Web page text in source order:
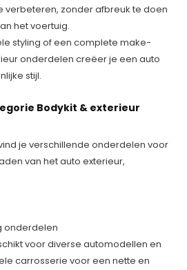
verbeteren, zonder afbreuk te doen
het voertuig.
styling of een complete make-
onderdelen creëer je een auto
stijl.
Bodykit & exterieur
je verschillende onderdelen voor
van het auto exterieur,
onderdelen
voor diverse automodellen en
carrosserie voor een nette en